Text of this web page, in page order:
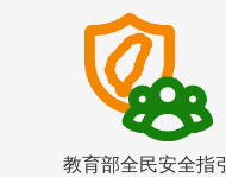
教育部全民安全指引